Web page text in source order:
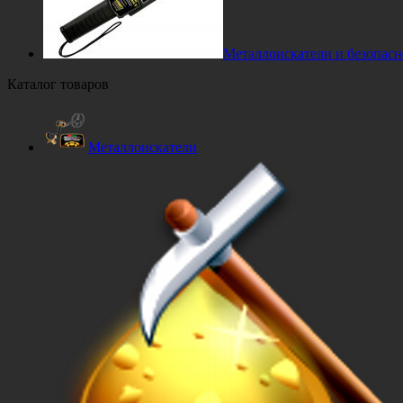
Металлоискатели и
Каталог товаров
Металлоискатели